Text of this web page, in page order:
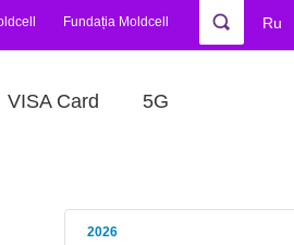
Fundația Moldcell Ru
VISA Card 5G
2026